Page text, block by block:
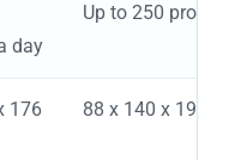
day
Up to 250
176
88 x 140 x 197